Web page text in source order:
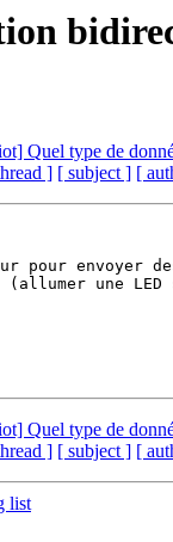
Quel type de
] [ subject ] [
pour envoyer
(allumer une
Quel type de
] [ subject ] [
list